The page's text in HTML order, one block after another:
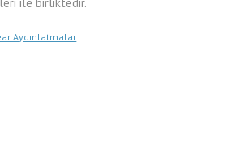
Aydınlatmalar